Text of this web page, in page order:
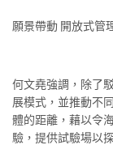
願景帶動 開放式管
何文堯強調，除了
展模式，並推動不
體的距離，藉以令
驗，提供試驗場以